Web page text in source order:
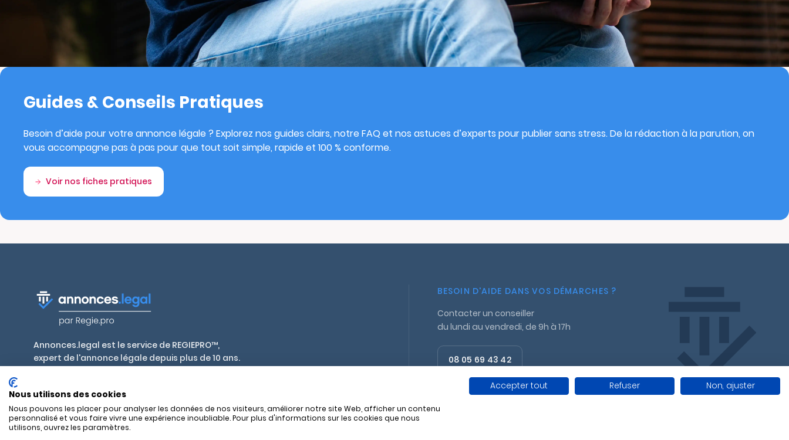
Guides & Conseils Pratiques
Besoin d’aide pour votre annonce légale ? Explorez nos guides clairs, notre FAQ et nos astuces d’experts pour publier sans stress. De la rédaction à la parution, on
vous accompagne pas à pas pour que tout soit simple, rapide et 100 % conforme.
Voir nos fiches pratiques
Annonces.legal est le service de REGIEPRO™,
expert de l'annonce légale depuis plus de 10 ans.
habilités en France et outre-mer.
BESOIN D'AIDE DANS VOS DÉMARCHES ?
Contacter un conseiller
du lundi au vendredi, de 9h à 17h
08 05 69 43 42
SAS REGIEPRO - 17 rue Alexandre Mari - 06300 Nice — RCS Nice 811 829 662
Nous utilisons des cookies
Nous pouvons les placer pour analyser les données de nos visiteurs, améliorer notre site Web, afficher un contenu
personnalisé et vous faire vivre une expérience inoubliable. Pour plus d'informations sur les cookies que nous
utilisons, ouvrez les paramètres.
Accepter tout Refuser Non, ajuster